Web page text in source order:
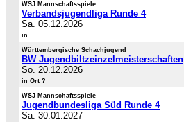
WSJ Mannschaftsspiele
Verbandsjugendliga Runde 4
Sa. 05.12.2026
in
Württembergische Schachjugend
BW Jugendbiltzeinzelmeisterschaften
So. 20.12.2026
in Ort ?
WSJ Mannschaftsspiele
Jugendbundesliga Süd Runde 4
Sa. 30.01.2027